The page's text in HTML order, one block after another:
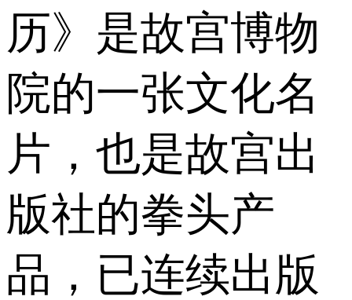
历》是故宫博物
院的一张文化名
片，也是故宫出
版社的拳头产
品，已连续出版